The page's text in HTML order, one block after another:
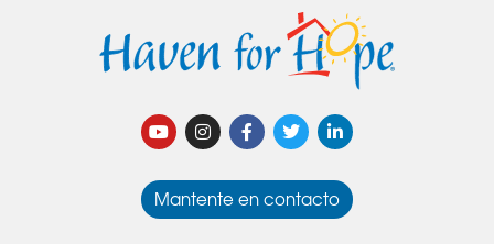
Mantente en contacto